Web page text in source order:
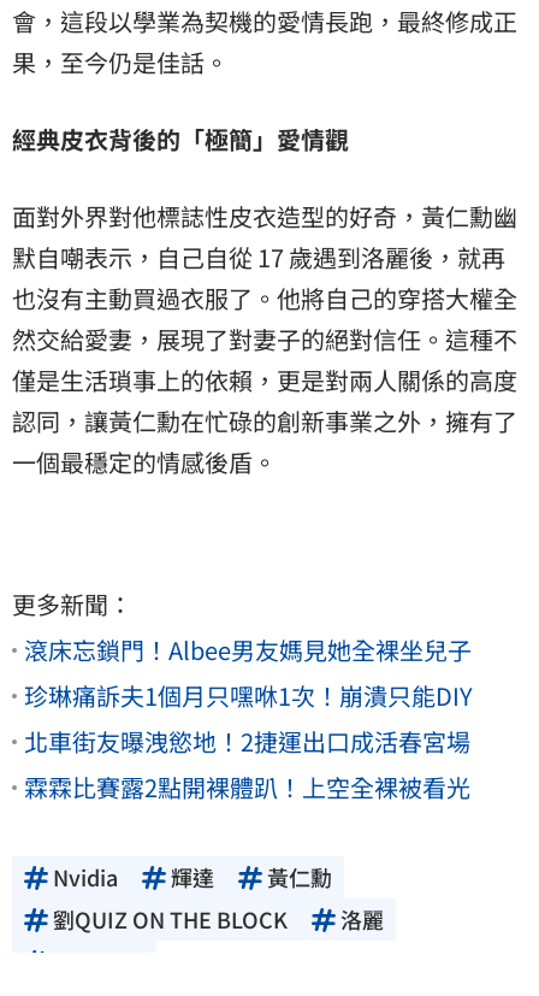
會，這段以學業為契機的愛情長跑，最終修成正
果，至今仍是佳話。
經典皮衣背後的「極簡」愛情觀
面對外界對他標誌性皮衣造型的好奇，黃仁勳幽
默自嘲表示，自己自從 17 歲遇到洛麗後，就再
也沒有主動買過衣服了。他將自己的穿搭大權全
然交給愛妻，展現了對妻子的絕對信任。這種不
僅是生活瑣事上的依賴，更是對兩人關係的高度
認同，讓黃仁勳在忙碌的創新事業之外，擁有了
一個最穩定的情感後盾。
更多新聞：
滾床忘鎖門！Albee男友媽見她全裸坐兒子
珍琳痛訴夫1個月只嘿咻1次！崩潰只能DIY
北車街友曝洩慾地！2捷運出口成活春宮場
霖霖比賽露2點開裸體趴！上空全裸被看光
Nvidia 輝達
黃仁勳
劉QUIZ ON THE BLOCK
洛麗